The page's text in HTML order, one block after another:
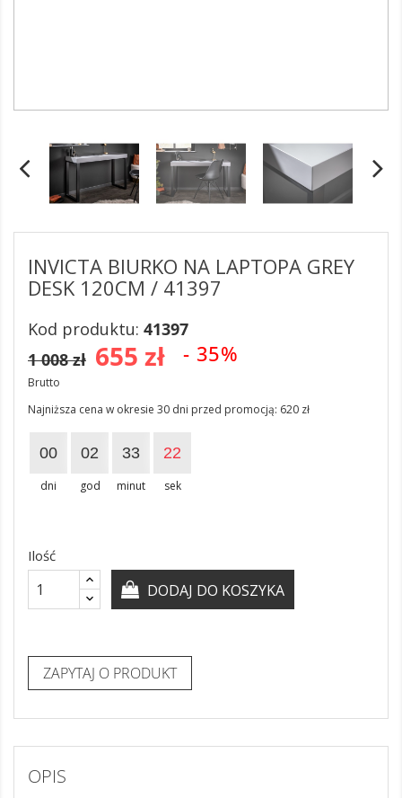
OPIS
INVICTA BIURKO NA LAPTOPA GREY
DESK 120CM / 41397
Kod produktu: 41397
655 zł - 35%
1 008 zł
Brutto
Najniższa cena w okresie 30 dni przed promocją: 620 zł
00
dni
02
god
33
minut
22
sek
Ilość
DODAJ DO KOSZYKA
ZAPYTAJ O PRODUKT